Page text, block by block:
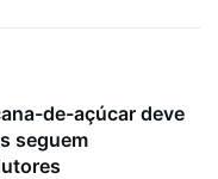
de-açúcar deve
seguem